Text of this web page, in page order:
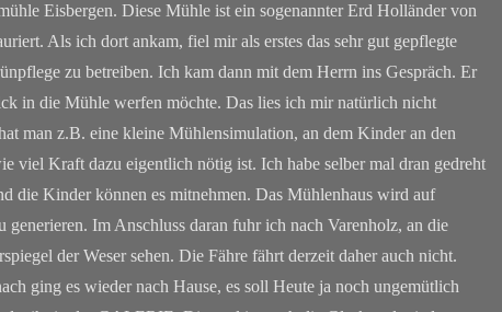
Eisbergen. Diese Mühle ist ein sogenannter Erd Holländer von
Als ich dort ankam, fiel mir als erstes das sehr gut gepflegte
zu betreiben. Ich kam dann mit dem Herrn ins Gespräch. Er
in die Mühle werfen möchte. Das lies ich mir natürlich nicht
man z.B. eine kleine Mühlensimulation, an dem Kinder an den
viel Kraft dazu eigentlich nötig ist. Ich habe selber mal dran gedreht
die Kinder können es mitnehmen. Das Mühlenhaus wird auf
Im Anschluss daran fuhr ich nach Varenholz, an die
der Weser sehen. Die Fähre fährt derzeit daher auch nicht.
ging es wieder nach Hause, es soll Heute ja noch ungemütlich